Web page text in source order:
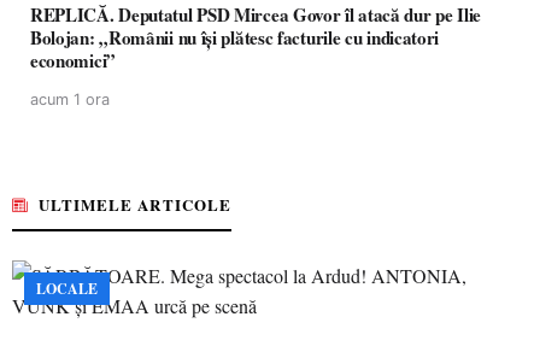
REPLICĂ. Deputatul PSD Mircea Govor îl atacă dur pe Ilie
Bolojan: „Românii nu își plătesc facturile cu indicatori
economici”
acum 1 ora
ULTIMELE ARTICOLE
LOCALE